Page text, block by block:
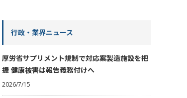
行政・業界ニュース
厚労省サプリメント規制で対応案製造施設を把
握 健康被害は報告義務付けへ
2026/7/15